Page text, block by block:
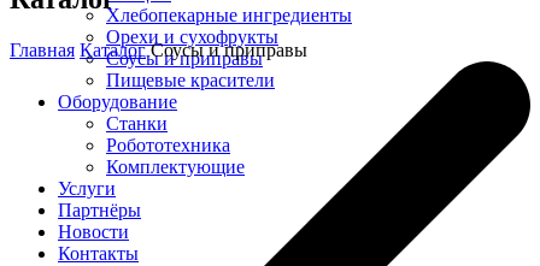
Хлебопекарные ингредиенты
Орехи и сухофрукты
Соусы и приправы
Пищевые красители
Оборудование
Станки
Робототехника
Комплектующие
Услуги
Партнёры
Новости
Контакты
Главная Каталог Соусы и приправы